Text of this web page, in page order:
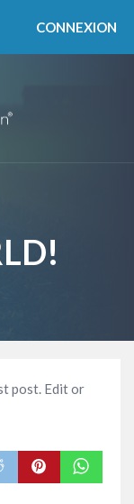
CONNEXION
post. Edit or